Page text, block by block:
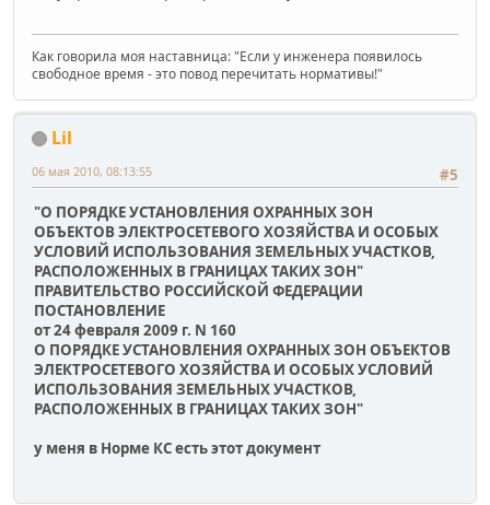
Как говорила моя наставница: "Если у инженера появилось
свободное время - это повод перечитать нормативы!"
Lil
#5
06 мая 2010, 08:13:55
"О ПОРЯДКЕ УСТАНОВЛЕНИЯ ОХРАННЫХ ЗОН
ОБЪЕКТОВ ЭЛЕКТРОСЕТЕВОГО ХОЗЯЙСТВА И ОСОБЫХ
УСЛОВИЙ ИСПОЛЬЗОВАНИЯ ЗЕМЕЛЬНЫХ УЧАСТКОВ,
РАСПОЛОЖЕННЫХ В ГРАНИЦАХ ТАКИХ ЗОН"
ПРАВИТЕЛЬСТВО РОССИЙСКОЙ ФЕДЕРАЦИИ
ПОСТАНОВЛЕНИЕ
от 24 февраля 2009 г. N 160
О ПОРЯДКЕ УСТАНОВЛЕНИЯ ОХРАННЫХ ЗОН ОБЪЕКТОВ
ЭЛЕКТРОСЕТЕВОГО ХОЗЯЙСТВА И ОСОБЫХ УСЛОВИЙ
ИСПОЛЬЗОВАНИЯ ЗЕМЕЛЬНЫХ УЧАСТКОВ,
РАСПОЛОЖЕННЫХ В ГРАНИЦАХ ТАКИХ ЗОН"
у меня в Норме КС есть этот документ